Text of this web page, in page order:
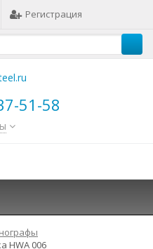
Регистрация
51-58
HWA 006